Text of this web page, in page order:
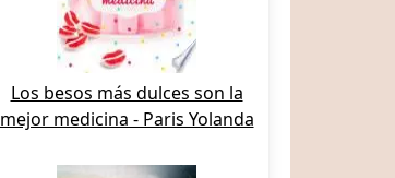
Los besos más dulces son la
mejor medicina - Paris Yolanda